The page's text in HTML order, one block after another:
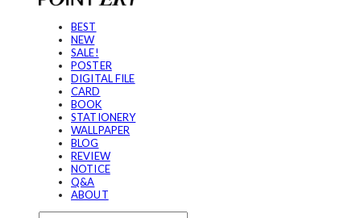
BEST
NEW
SALE!
POSTER
DIGITAL FILE
CARD
BOOK
STATIONERY
WALLPAPER
BLOG
REVIEW
NOTICE
Q&A
ABOUT